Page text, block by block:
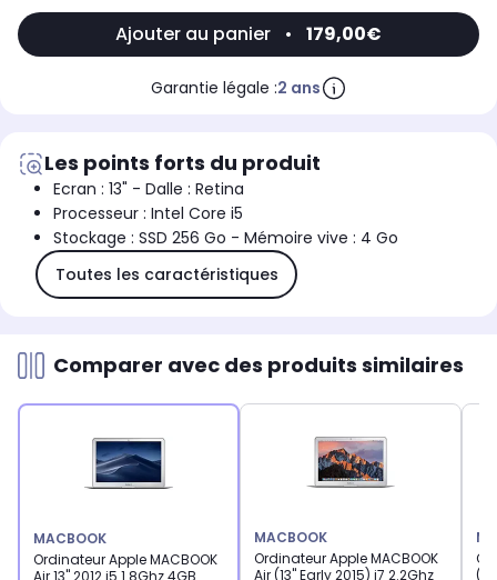
Ajouter au panier • 179,00€
Garantie légale :2 ans
Les points forts du produit
Ecran : 13" - Dalle : Retina
Processeur : Intel Core i5
Stockage : SSD 256 Go - Mémoire vive : 4 Go
Toutes les caractéristiques
Comparer avec des produits similaires
MACBOOK
Ordinateur Apple MACBOOK
MACBOOK
Ordinateur Apple MACBOOK
Air (13" Early 2015) i7 2.2Ghz